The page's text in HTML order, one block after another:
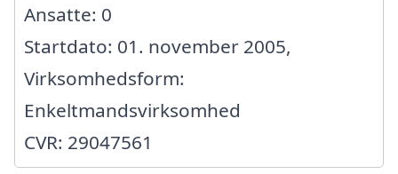
Ansatte: 0
Startdato: 01. november 2005,
Virksomhedsform:
Enkeltmandsvirksomhed
CVR: 29047561